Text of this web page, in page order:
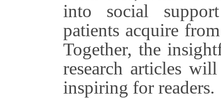
into social
patients acquire
Together, the
research articles
inspiring for readers.